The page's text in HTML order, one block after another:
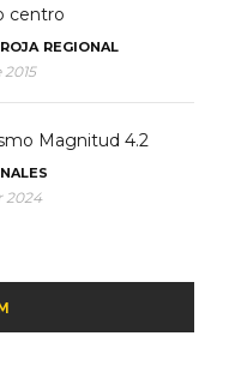
centro
REGIONAL
2015
Magnitud 4.2
2024